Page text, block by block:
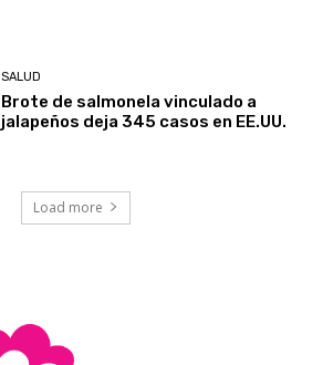
SALUD
Brote de salmonela vinculado a
jalapeños deja 345 casos en EE.UU.
Load more